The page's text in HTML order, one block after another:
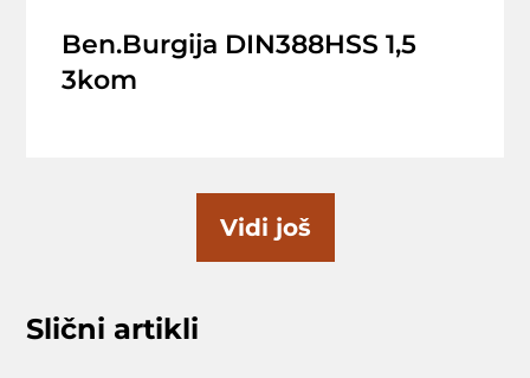
Ben.Burgija DIN388HSS 1,5
3kom
Vidi još
Slični artikli